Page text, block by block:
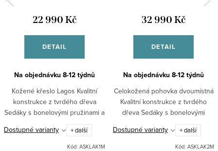
22 990 Kč
DETAIL
Na objednávku 8-12 týdnů
Kožené křeslo Lagos Kvalitní
konstrukce z tvrdého dřeva
Sedáky s bonelovými pružinami a
HR pěnou Možnost výběru
kvalitní hovězí kůže Pohodlné,
prostorné, praktické,...
Dostupné varianty + další
Kód: ASKLAK1M
32 990 Kč
DETAIL
Na objednávku 8-12 týdnů
Celokožená pohovka dvoumístná
Kvalitní konstrukce z tvrdého
dřeva Sedáky s bonelovými
pružinami a HR pěnou Možnost
výběru kvalitní hovězí kůže
Pohodlná, prostorná, praktická,...
Dostupné varianty + další
Kód: ASKLAK2M